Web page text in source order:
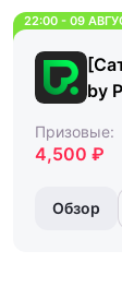
22:00 - 09
by
Призовые:
4,500 ₽
Обзор